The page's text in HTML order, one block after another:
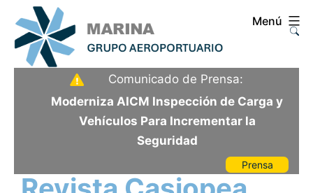
Saltar
al
contenido
Aeropuerto
Internacional
de
Menú
Comunicado de Prensa:
Moderniza AICM Inspección de Carga y
Vehículos Para Incrementar la
Seguridad
Prensa